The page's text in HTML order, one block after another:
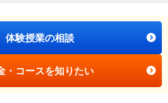
体験授業の相談
・コースを知りたい